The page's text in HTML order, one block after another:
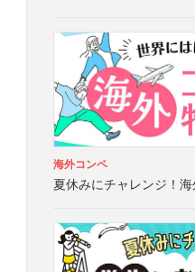
海外コンペ
夏休みにチャレンジ！